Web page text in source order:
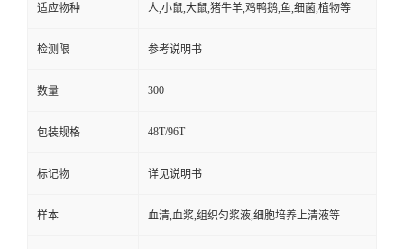
适应物种 人,小鼠,大鼠,猪牛羊,鸡鸭鹅,鱼,细菌,植物等
检测限 参考说明书
数量 300
包装规格 48T/96T
标记物 详见说明书
样本 血清,血浆,组织匀浆液,细胞培养上清液等